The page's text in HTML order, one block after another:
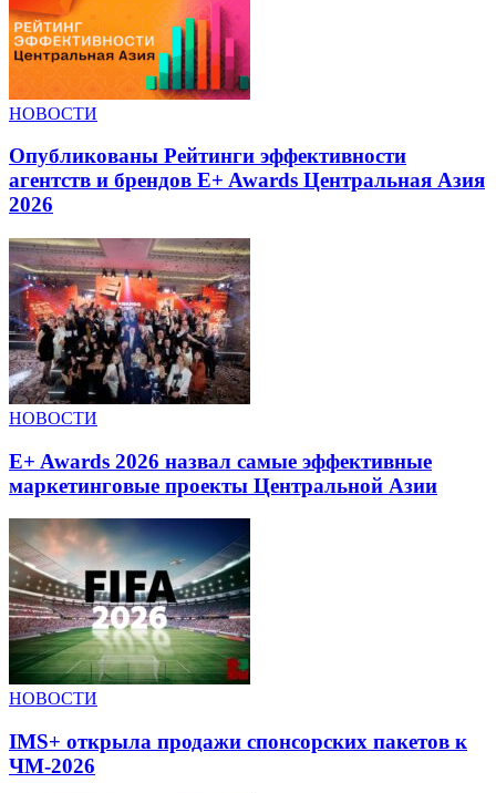
НОВОСТИ
Опубликованы Рейтинги эффективности
агентств и брендов E+ Awards Центральная Азия
2026
НОВОСТИ
E+ Awards 2026 назвал самые эффективные
маркетинговые проекты Центральной Азии
НОВОСТИ
IMS+ открыла продажи спонсорских пакетов к
ЧМ-2026